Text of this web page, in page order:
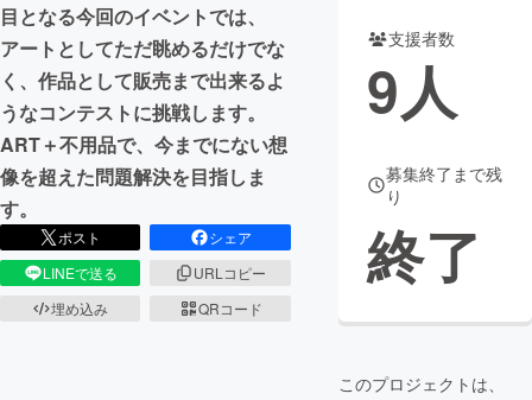
CAMPFIRE for Social Good
CAMPFIRE Creation
CAMPFIREふるさと納税 machi-ya コミュニティ
目となる今回のイベントでは、
アートとしてただ眺めるだけでな
く、作品として販売まで出来るよ
うなコンテストに挑戦します。
ART＋不用品で、今までにない想
像を超えた問題解決を目指しま
す。
ポスト
シェア
LINEで送る
URLコピー
埋め込み
QRコード
支援者数
9人
募集終了まで残
り
終了
このプロジェクトは、